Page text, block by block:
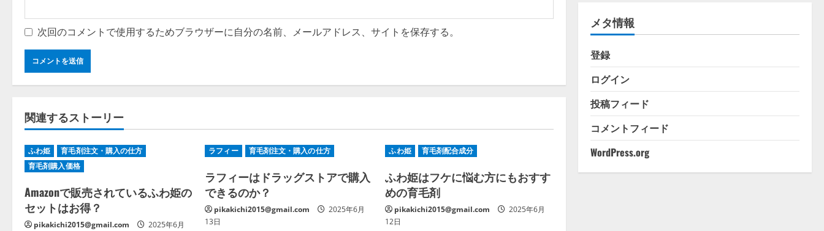
次回のコメントで使用するためブラウザーに自分の名前、メールアドレス、サイトを保存する。
関連するストーリー
ふわ姫
育毛剤注文・購入の仕方
育毛剤購入価格
Amazonで販売されているふわ姫の
セットはお得？
pikakichi2015@gmail.com
2025年6月
ラフィー 育毛剤注文・購入の仕方
ラフィーはドラッグストアで購入
できるのか？
pikakichi2015@gmail.com
2025年6月
13日
ふわ姫 育毛剤配合成分
ふわ姫はフケに悩む方にもおすす
めの育毛剤
pikakichi2015@gmail.com
2025年6月
12日
ー
メタ情報
登録
ログイン
投稿フィード
コメントフィード
WordPress.org